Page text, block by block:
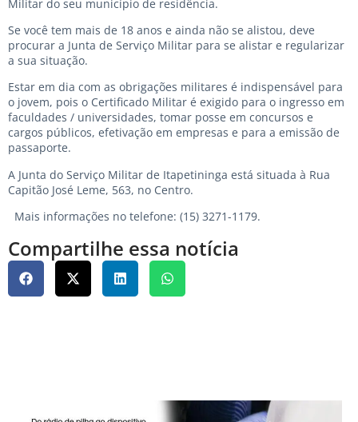
Militar do seu município de residência.
Se você tem mais de 18 anos e ainda não se alistou, deve
procurar a Junta de Serviço Militar para se alistar e regularizar
a sua situação.
Estar em dia com as obrigações militares é indispensável para
o jovem, pois o Certificado Militar é exigido para o ingresso em
faculdades / universidades, tomar posse em concursos e
cargos públicos, efetivação em empresas e para a emissão de
passaporte.
A Junta do Serviço Militar de Itapetininga está situada à Rua
Capitão José Leme, 563, no Centro.
Mais informações no telefone: (15) 3271-1179.
Compartilhe essa notícia